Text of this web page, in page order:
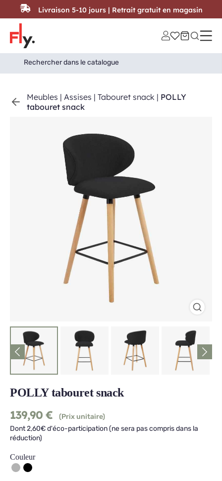
Passer au contenu
Search
for:
Search Button
Meubles | Assises | Tabouret snack | POLLY
tabouret snack
POLLY tabouret snack
139,90 €
(Prix unitaire)
Dont 2,60€ d'éco-participation (ne sera pas compris dans la
réduction)
Couleur
Livraison 5-10 jours | Retrait gratuit en magasin